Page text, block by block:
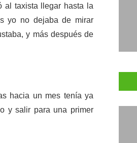
al taxista llegar hasta la
yo no dejaba de mirar
y más después de
hacia un mes tenía ya
y salir para una primer